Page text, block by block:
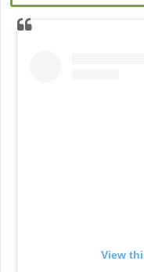
View